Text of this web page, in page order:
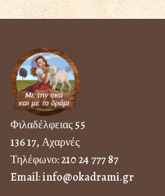
Φιλαδέλφειας 55
136 17, Αχαρνές
Τηλέφωνο:210 24 777 87
Email:info@okadrami.gr